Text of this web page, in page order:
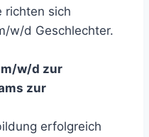
richten sich
w/d Geschlechter.
w/d zur
zur
erfolgreich